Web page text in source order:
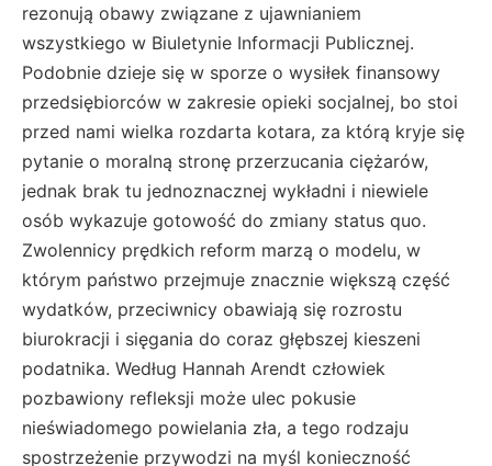
rezonują obawy związane z ujawnianiem
wszystkiego w Biuletynie Informacji Publicznej.
Podobnie dzieje się w sporze o wysiłek finansowy
przedsiębiorców w zakresie opieki socjalnej, bo stoi
przed nami wielka rozdarta kotara, za którą kryje się
pytanie o moralną stronę przerzucania ciężarów,
jednak brak tu jednoznacznej wykładni i niewiele
osób wykazuje gotowość do zmiany status quo.
Zwolennicy prędkich reform marzą o modelu, w
którym państwo przejmuje znacznie większą część
wydatków, przeciwnicy obawiają się rozrostu
biurokracji i sięgania do coraz głębszej kieszeni
podatnika. Według Hannah Arendt człowiek
pozbawiony refleksji może ulec pokusie
nieświadomego powielania zła, a tego rodzaju
spostrzeżenie przywodzi na myśl konieczność